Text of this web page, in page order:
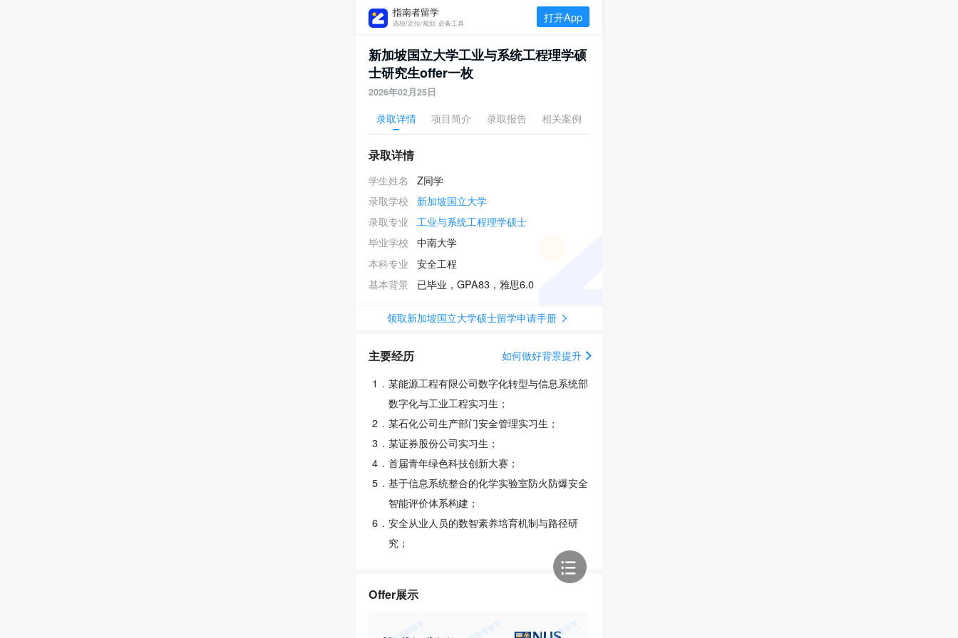
指南者留学
选校/定位/规划 必备工具 打开App
新加坡国立大学工业与系统工程理学硕
士研究生offer一枚
2026年02月25日
录取详情 项目简介 录取报告 相关案例
录取详情
学生姓名
Z同学
录取学校
新加坡国立大学
录取专业
工业与系统工程理学硕士
毕业学校
中南大学
本科专业
安全工程
基本背景
已毕业，GPA83，雅思6.0
领取新加坡国立大学硕士留学申请手册
主要经历
如何做好背景提升
1 . 某能源工程有限公司数字化转型与信息系统部
数字化与工业工程实习生；
2 . 某石化公司生产部门安全管理实习生；
3 . 某证券股份公司实习生；
4 . 首届青年绿色科技创新大赛；
5 . 基于信息系统整合的化学实验室防火防爆安全
智能评价体系构建；
6 . 安全从业人员的数智素养培育机制与路径研
究；
Offer展示